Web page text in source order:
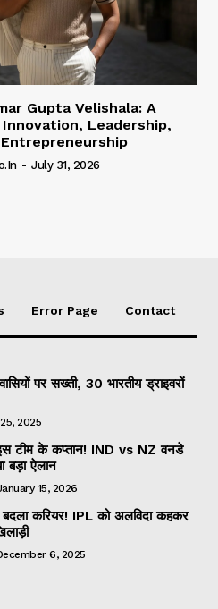
Gupta Velishala: A
Leadership,
- July 31, 2026
Error Page Contact
पर सख्ती, 30 भारतीय ड्राइवरों
2025
इस टीम के कप्तान! IND vs NZ वनडे
बड़ा ऐलान
15, 2026
करियर! IPL को अलविदा कहकर
6, 2025